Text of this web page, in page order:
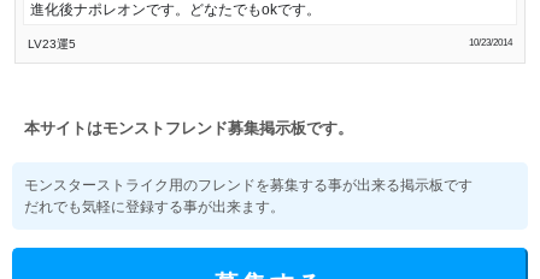
進化後ナポレオンです。どなたでもokです。
LV23運5 10/23/2014
本サイトはモンストフレンド募集掲示板です。
モンスターストライク用のフレンドを募集する事が出来る掲示板です
だれでも気軽に登録する事が出来ます。